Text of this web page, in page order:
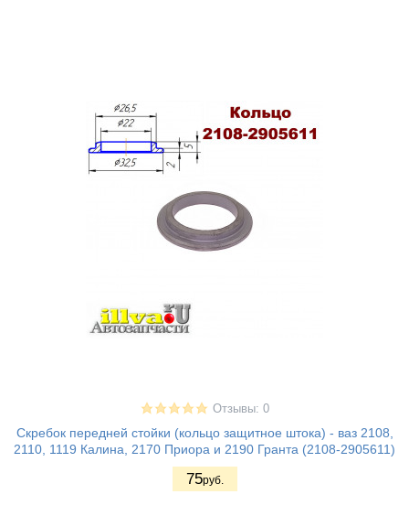
Отзывы: 0
Скребок передней стойки (кольцо защитное штока) - ваз 2108,
2110, 1119 Калина, 2170 Приора и 2190 Гранта (2108-2905611)
75руб.